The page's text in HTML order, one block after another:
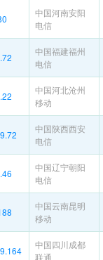
中国河南安阳
电信
中国福建福州
电信
中国河北沧州
移动
中国陕西西安
电信
中国辽宁朝阳
电信
中国云南昆明
移动
中国四川成都
联通